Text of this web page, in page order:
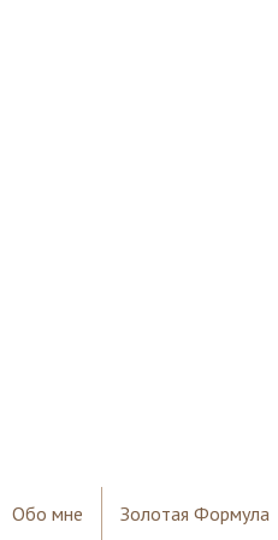
Обо мне Золотая Формула